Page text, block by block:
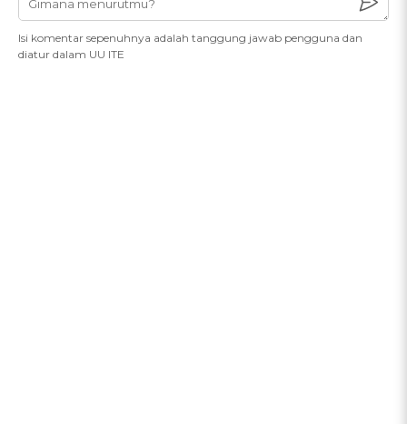
Isi komentar sepenuhnya adalah tanggung jawab pengguna dan
diatur dalam UU ITE